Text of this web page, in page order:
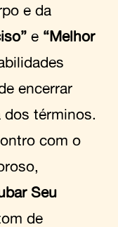
e da
e “Melhor
encerrar
términos.
com o
Seu
de